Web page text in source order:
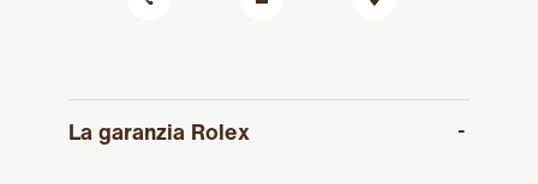
La garanzia Rolex